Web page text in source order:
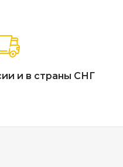
и в страны СНГ